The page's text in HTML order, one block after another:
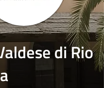
di Rio